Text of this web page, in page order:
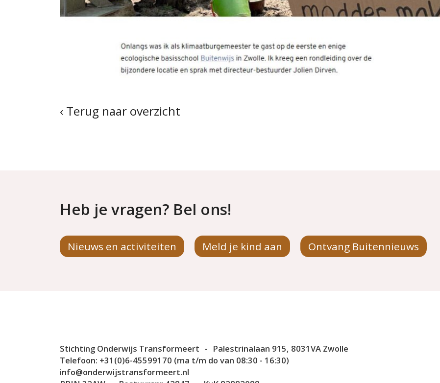
‹ Terug naar overzicht
Heb je vragen? Bel ons!
Nieuws en activiteiten Meld je kind aan Ontvang Buitennieuws
Stichting Onderwijs Transformeert - Palestrinalaan 915, 8031VA Zwolle
Telefoon: +31(0)6-45599170 (ma t/m do van 08:30 - 16:30)
info@onderwijstransformeert.nl